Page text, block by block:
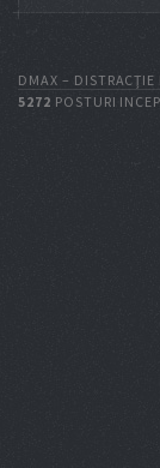
DMAX – DISTRACŢIE
5272 POSTURI